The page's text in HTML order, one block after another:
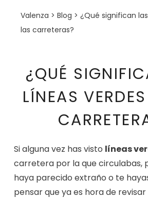
Valenza > Blog > ¿Qué significan
las carreteras?
¿QUÉ
LÍNEAS
Si alguna vez has visto líneas
carretera por la que circulabas,
haya parecido extraño o te
pensar que ya es hora de